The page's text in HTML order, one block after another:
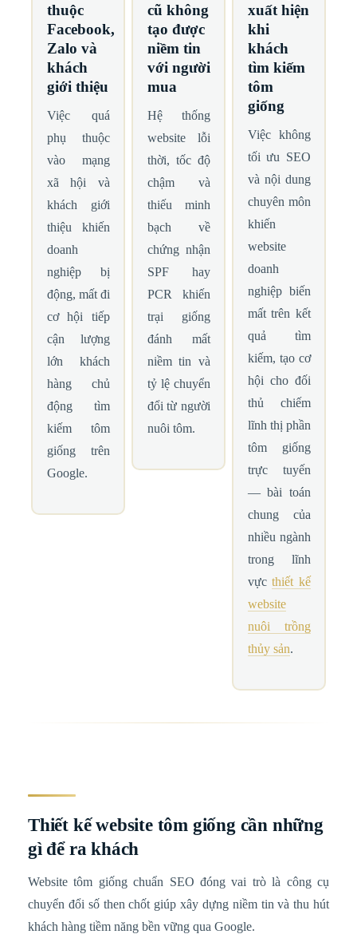
thuộc
Facebook,
Zalo và
khách
giới thiệu
Việc quá
phụ thuộc
vào mạng
xã hội và
khách giới
thiệu khiến
doanh
nghiệp bị
động, mất đi
cơ hội tiếp
cận lượng
lớn khách
hàng chủ
động tìm
kiếm tôm
giống trên
Google.
cũ không
tạo được
niềm tin
với người
mua
Hệ thống
website lỗi
thời, tốc độ
chậm và
thiếu minh
bạch về
chứng nhận
SPF hay
PCR khiến
trại giống
đánh mất
niềm tin và
tỷ lệ chuyển
đổi từ người
nuôi tôm.
xuất hiện
khi
khách
tìm kiếm
tôm
giống
Việc không
tối ưu SEO
và nội dung
chuyên môn
khiến
website
doanh
nghiệp biến
mất trên kết
quả tìm
kiếm, tạo cơ
hội cho đối
thủ chiếm
lĩnh thị phần
tôm giống
trực tuyến
— bài toán
chung của
nhiều ngành
trong lĩnh
vực thiết kế
website
nuôi trồng
thủy sản.
Thiết kế website tôm giống cần những
gì để ra khách
Website tôm giống chuẩn SEO đóng vai trò là công cụ
chuyển đổi số then chốt giúp xây dựng niềm tin và thu hút
khách hàng tiềm năng bền vững qua Google.